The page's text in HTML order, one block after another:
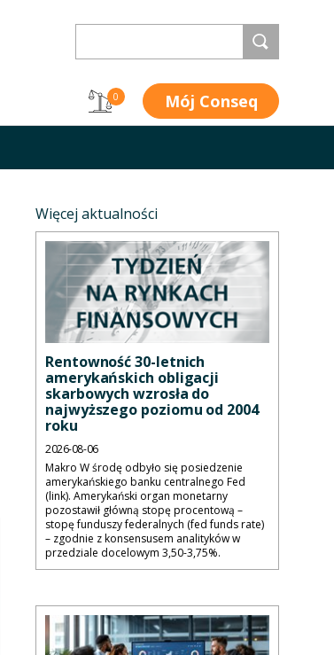
0 Mój Conseq
Więcej aktualności
Rentowność 30-letnich
amerykańskich obligacji
skarbowych wzrosła do
najwyższego poziomu od 2004
roku
2026-08-06
Makro W środę odbyło się posiedzenie
amerykańskiego banku centralnego Fed
(link). Amerykański organ monetarny
pozostawił główną stopę procentową –
stopę funduszy federalnych (fed funds rate)
– zgodnie z konsensusem analityków w
przedziale docelowym 3,50-3,75%.